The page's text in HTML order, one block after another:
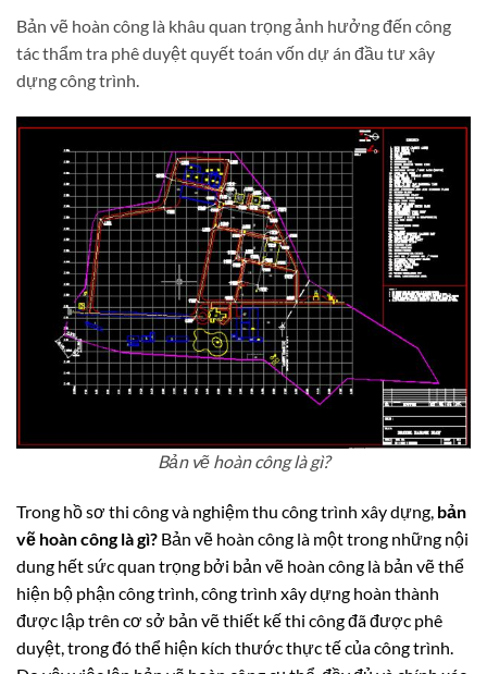
Bản vẽ hoàn công là khâu quan trọng ảnh hưởng đến công
tác thẩm tra phê duyệt quyết toán vốn dự án đầu tư xây
dựng công trình.
Bản vẽ hoàn công là gì?
Trong hồ sơ thi công và nghiệm thu công trình xây dựng, bản
vẽ hoàn công là gì? Bản vẽ hoàn công là một trong những nội
dung hết sức quan trọng bởi bản vẽ hoàn công là bản vẽ thể
hiện bộ phận công trình, công trình xây dựng hoàn thành
được lập trên cơ sở bản vẽ thiết kế thi công đã được phê
duyệt, trong đó thể hiện kích thước thực tế của công trình.